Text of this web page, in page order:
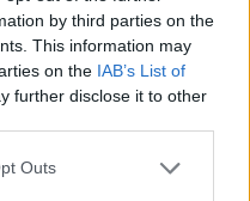
by third parties on the
This information may
on the IAB’s List of
further disclose it to other
one or more Google
Outs